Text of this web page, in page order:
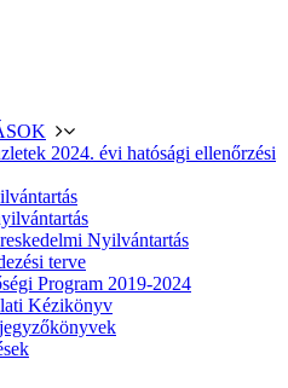
2024. évi hatósági ellenőrzési
Nyilvántartás
terve
Program 2019-2024
Kézikönyv